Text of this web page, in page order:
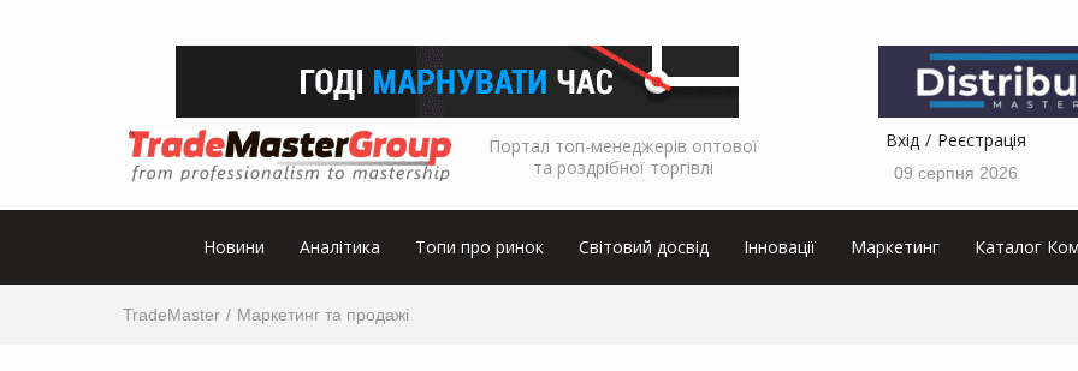
Портал топ-менеджерів оптової
та роздрібної торгівлі
Вхід Реєстрація
09 серпня 2026
Новини Аналітика Топи про ринок Світовий досвід Інновації Маркетинг Каталог
TradeMaster Маркетинг та продажі